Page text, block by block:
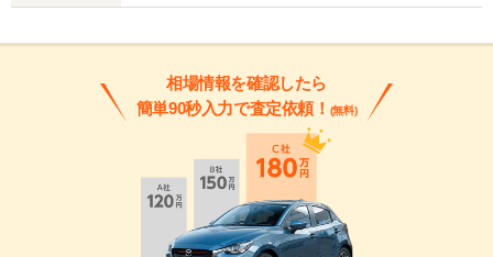
相場情報を確認したら
簡単90秒入力で査定依頼！ (無料)